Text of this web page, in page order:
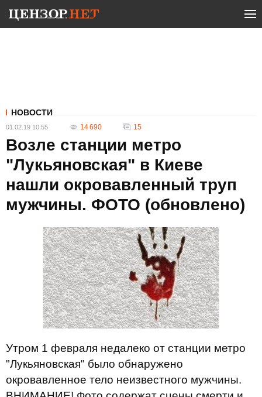
НОВОСТИ
01.02.19 10:55 14 690 15
Возле станции метро
"Лукьяновская" в Киеве
нашли окровавленный труп
мужчины. ФОТО (обновлено)
Утром 1 февраля недалеко от станции метро
"Лукьяновская" было обнаружено
окровавленное тело неизвестного мужчины.